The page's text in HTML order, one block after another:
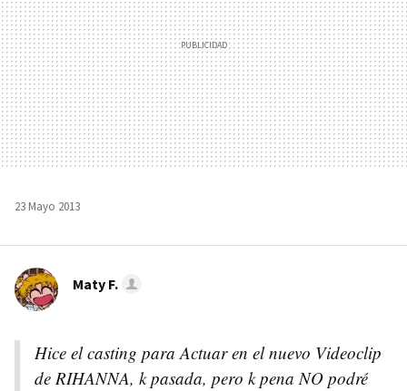
23 Mayo 2013
Maty F.
Hice el casting para Actuar en el nuevo Videoclip
de RIHANNA, k pasada, pero k pena NO podré